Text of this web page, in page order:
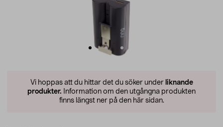
Vi hoppas att du hittar det du söker under liknande
produkter. Information om den utgångna produkten
finns längst ner på den här sidan.